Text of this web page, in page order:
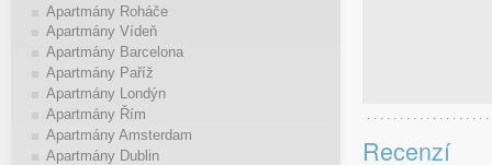
Apartmány Roháče
Apartmány Vídeň
Apartmány Barcelona
Apartmány Paříž
Apartmány Londýn
Apartmány Řím
Apartmány Amsterdam
Apartmány Dublin
Recenzí